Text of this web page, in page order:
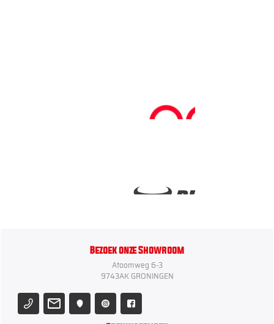
Bezoek onze Showroom
Atoomweg 6-3
9743AK GRONINGEN